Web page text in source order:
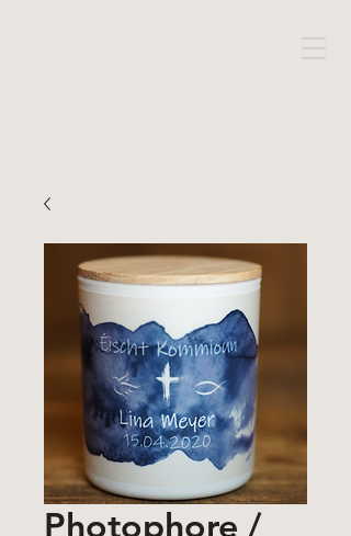
Photophore /